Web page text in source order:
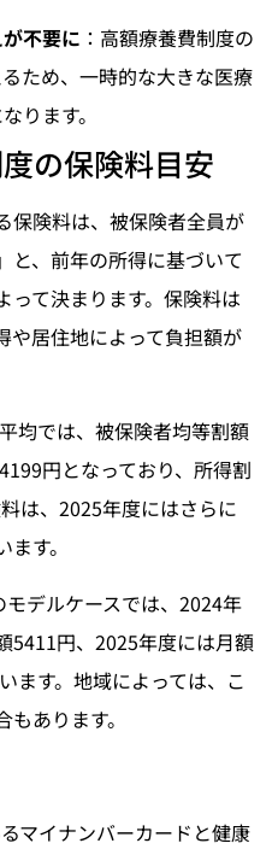
不要に ：高額療養費制度の
ため、一時的な大きな医療
ります。
の保険料目安
保険料は、被保険者全員が
と、前年の所得に基づいて
って決まります。保険料は
や居住地によって負担額が
均では、被保険者均等割額
円となっており、所得割
は、2025年度にはさらに
す。
デルケースでは、2024年
5411円、2025年度には月額
ます。地域によっては、こ
あります。
マイナンバーカードと健康